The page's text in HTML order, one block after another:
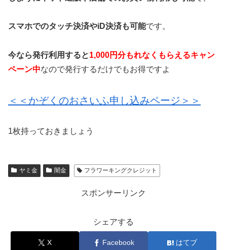
スマホでのタッチ決済やiD決済も可能です。
今なら発行利用すると1,000円分もれなくもらえるキャン
ペーン中なので発行するだけでもお得ですよ
＜＜かぞくのおさいふ申し込みページ＞＞
1枚持っておきましょう
ヤミ金 闇金 フラワーキングクレジット
スポンサーリンク
シェアする
X Facebook はてブ